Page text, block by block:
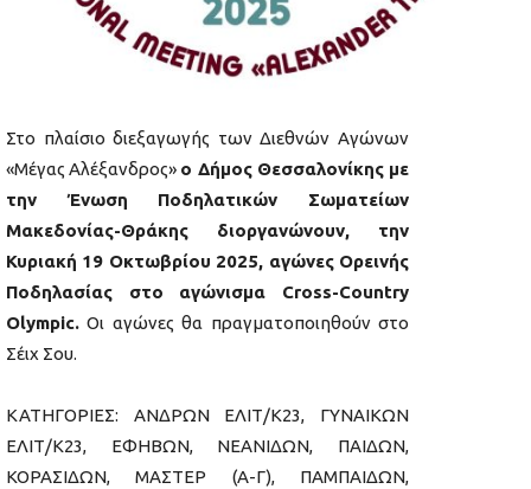
Στο πλαίσιο διεξαγωγής των Διεθνών Αγώνων
«Μέγας Αλέξανδρος» ο Δήμος Θεσσαλονίκης με
την Ένωση Ποδηλατικών Σωματείων
Μακεδονίας-Θράκης διοργανώνουν, την
Κυριακή 19 Οκτωβρίου 2025, αγώνες Ορεινής
Ποδηλασίας στο αγώνισμα Cross-Country
Olympic. Οι αγώνες θα πραγματοποιηθούν στο
Σέιχ Σου.
ΚΑΤΗΓΟΡΙΕΣ: ΑΝΔΡΩΝ ΕΛΙΤ/Κ23, ΓΥΝΑΙΚΩΝ
ΕΛΙΤ/Κ23, ΕΦΗΒΩΝ, ΝΕΑΝΙΔΩΝ, ΠΑΙΔΩΝ,
ΚΟΡΑΣΙΔΩΝ, ΜΑΣΤΕΡ (Α-Γ), ΠΑΜΠΑΙΔΩΝ,